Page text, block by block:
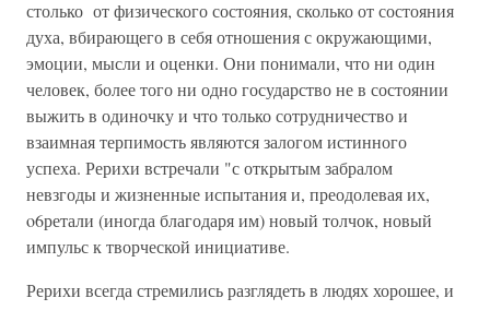
столько от физического состояния, сколько от состояния
духа, вбирающего в себя отношения с окружающими,
эмоции, мысли и оценки. Они понимали, что ни один
человек, более того ни одно государство не в состоянии
выжить в одиночку и что только сотрудничество и
взаимная терпимость являются залогом истинного
успеха. Рерихи встречали "с открытым забралом
невзгоды и жизненные испытания и, преодолевая их,
o6ретали (иногда благодаря им) новый толчок, новый
импульс к творческой инициативе.
Рерихи всегда стремились разглядеть в людях хорошее, и